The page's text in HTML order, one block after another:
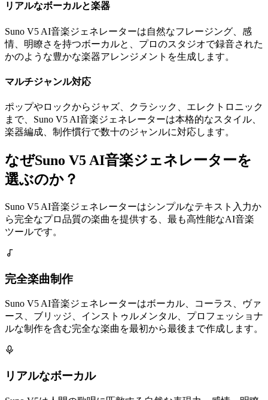
リアルなボーカルと楽器
Suno V5 AI音楽ジェネレーターは自然なフレージング、感
情、明瞭さを持つボーカルと、プロのスタジオで録音された
かのような豊かな楽器アレンジメントを生成します。
マルチジャンル対応
ポップやロックからジャズ、クラシック、エレクトロニック
まで、Suno V5 AI音楽ジェネレーターは本格的なスタイル、
楽器編成、制作慣行で数十のジャンルに対応します。
なぜSuno V5 AI音楽ジェネレーターを
選ぶのか？
Suno V5 AI音楽ジェネレーターはシンプルなテキスト入力か
ら完全なプロ品質の楽曲を提供する、最も高性能なAI音楽
ツールです。
完全楽曲制作
Suno V5 AI音楽ジェネレーターはボーカル、コーラス、ヴァ
ース、ブリッジ、インストゥルメンタル、プロフェッショナ
ルな制作を含む完全な楽曲を最初から最後まで作成します。
リアルなボーカル